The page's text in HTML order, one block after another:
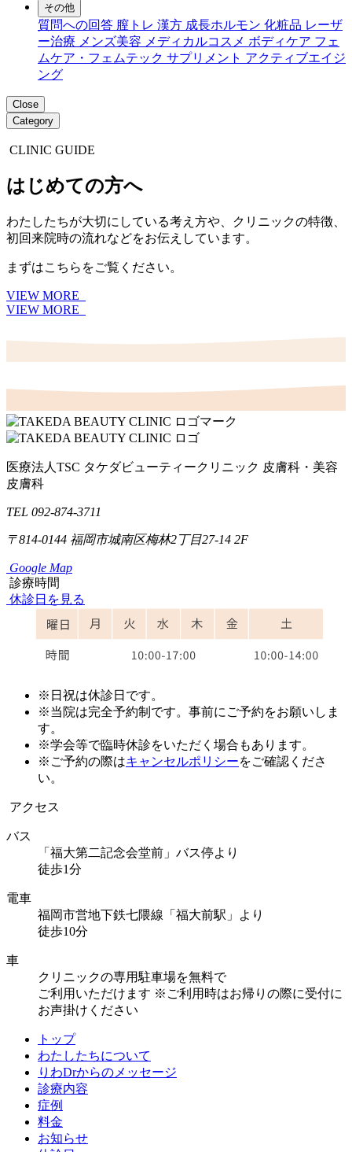
その他
質問への回答 膣トレ 漢方 成長ホルモン 化粧品 レーザ
ー治療 メンズ美容 メディカルコスメ ボディケア フェ
ムケア・フェムテック サプリメント アクティブエイジ
ング
Close
Category
CLINIC GUIDE
はじめての方へ
わたしたちが大切にしている考え方や、クリニックの特徴、
初回来院時の流れなどをお伝えしています。
まずはこちらをご覧ください。
VIEW MORE
VIEW MORE
医療法人TSC タケダビューティークリニック 皮膚科・美容
皮膚科
TEL 092-874-3711
〒814-0144 福岡市城南区梅林2丁目27-14 2F
Google Map
診療時間
休診日を見る
※日祝は休診日です。
※当院は完全予約制です。事前にご予約をお願いしま
す。
※学会等で臨時休診をいただく場合もあります。
※ご予約の際はキャンセルポリシーをご確認くださ
い。
アクセス
バス
「福大第二記念会堂前」バス停より
徒歩1分
電車
福岡市営地下鉄七隈線「福大前駅」より
徒歩10分
車
クリニックの専用駐車場を無料で
ご利用いただけます ※ご利用時はお帰りの際に受付に
お声掛けください
トップ
わたしたちについて
りわDrからのメッセージ
診療内容
症例
料金
お知らせ